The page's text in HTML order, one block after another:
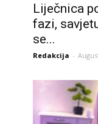
Liječnica
fazi,
se...
Redakcija -